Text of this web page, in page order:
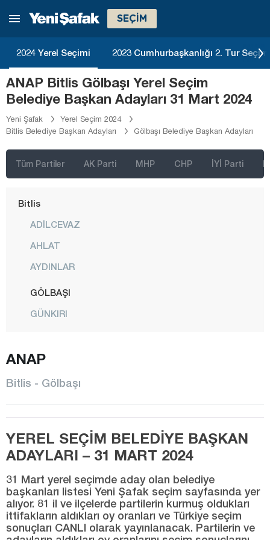
SEÇİM
2024 Yerel Seçimi 2023 Cumhurbaşkanlığı 2. Tur
ANAP Bitlis Gölbaşı Yerel Seçim
Belediye Başkan Adayları 31 Mart 2024
Yeni Şafak
Yerel Seçim 2024
Bitlis Belediye Başkan Adayları
Gölbaşı Belediye Başkan Adayları
Tüm Partiler AK Parti MHP CHP İYİ Parti
Aydın
Bartın
Batman
Bayburt
Bingöl
Bitlis
ADİLCEVAZ
AHLAT
AYDINLAR
GÖLBAŞI
GÜNKIRI
HİZAN
KAVAKBAŞI
MUTKİ
OVAKIŞLA
TATVAN
YOLALAN
Bolu
Burdur
ANAP
Bitlis - Gölbaşı
YEREL SEÇİM BELEDİYE BAŞKAN
ADAYLARI – 31 MART 2024
31 Mart yerel seçimde aday olan belediye
başkanları listesi Yeni Şafak seçim sayfasında yer
alıyor. 81 il ve ilçelerde partilerin kurmuş oldukları
ittifakların aldıkları oy oranları ve Türkiye seçim
sonuçları CANLI olarak yayınlanacak. Partilerin ve